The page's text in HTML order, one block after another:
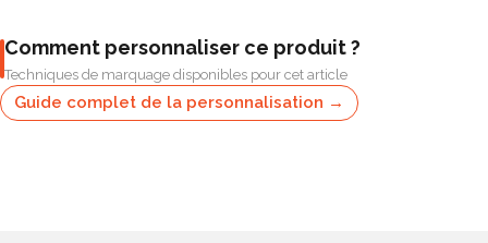
Comment personnaliser ce produit ?
Techniques de marquage disponibles pour cet article
Guide complet de la personnalisation →